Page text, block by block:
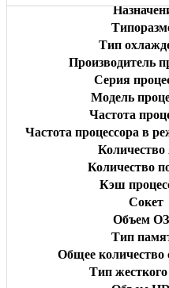
Тип
Производитель
Серия
Модель
Частота
Частота процессора в
Количество
Количество
Кэш
Сокет
Объем
Тип
Общее количество
Тип жесткого